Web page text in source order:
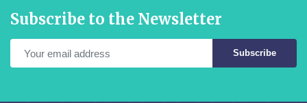
Subscribe to the Newsletter
Subscribe